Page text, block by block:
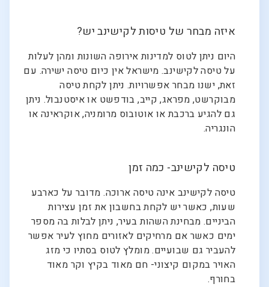
איזה מבחר של טיסות לקישינב יש?
היום ניתן לטוס למדינות אירופה השונות ומהן לעלות
על טיסה לקישינב. מישראל אין כיום טיסה ישירה. עם
זאת, ישנו מבחר אפשרויות. ניתן לקחת טיסה
מבוקרשט, מפראג, קייב, בודפשט או איסטנבול. ניתן
גם להגיע ברכבת או אוטובוס מרומניה, אוקראינה או
הונגריה.
טיסה לקישינב- כמה זמן
טיסה לקישינב אינה טיסה ארוכה. מדובר על כארבע
שעות, כאשר יש לקחת בחשבון את זמן עצירות
הביניים. מבחינת השהות בעיר, ניתן לבלות בה מספר
ימים כאשר אם מרחיקים לאזורים מחוץ לעיר אפשר
להעביר גם שבועיים. מומלץ לטוס בסתיו כי מזג
האויר במקום קיצוני- חם מאוד בקיץ וקר מאוד
בחורף.